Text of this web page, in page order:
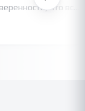
что все
очень